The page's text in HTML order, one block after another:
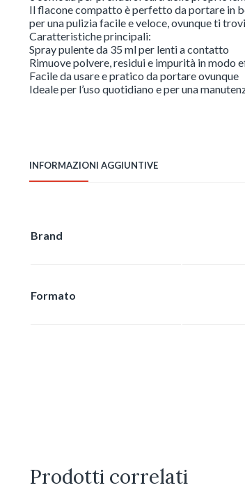
Il flacone compatto è perfetto da portare in
per una pulizia facile e veloce, ovunque ti trovi.
Caratteristiche principali:
Spray pulente da 35 ml per lenti a contatto
Rimuove polvere, residui e impurità in modo
Facile da usare e pratico da portare ovunque
Ideale per l’uso quotidiano e per una
INFORMAZIONI AGGIUNTIVE
Brand
Formato
Prodotti correlati